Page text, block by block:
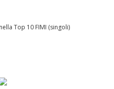
Top 10 FIMI (singoli)